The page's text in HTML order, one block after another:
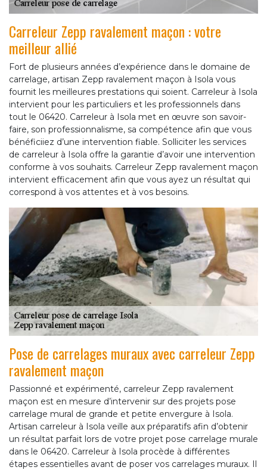
Carreleur Zepp ravalement maçon : votre
meilleur allié
Fort de plusieurs années d’expérience dans le domaine de
carrelage, artisan Zepp ravalement maçon à Isola vous
fournit les meilleures prestations qui soient. Carreleur à Isola
intervient pour les particuliers et les professionnels dans
tout le 06420. Carreleur à Isola met en œuvre son savoir-
faire, son professionnalisme, sa compétence afin que vous
bénéficiiez d’une intervention fiable. Solliciter les services
de carreleur à Isola offre la garantie d’avoir une intervention
conforme à vos souhaits. Carreleur Zepp ravalement maçon
intervient efficacement afin que vous ayez un résultat qui
correspond à vos attentes et à vos besoins.
Pose de carrelages muraux avec carreleur Zepp
ravalement maçon
Passionné et expérimenté, carreleur Zepp ravalement
maçon est en mesure d’intervenir sur des projets pose
carrelage mural de grande et petite envergure à Isola.
Artisan carreleur à Isola veille aux préparatifs afin d’obtenir
un résultat parfait lors de votre projet pose carrelage murale
dans le 06420. Carreleur à Isola procède à différentes
étapes essentielles avant de poser vos carrelages muraux. Il